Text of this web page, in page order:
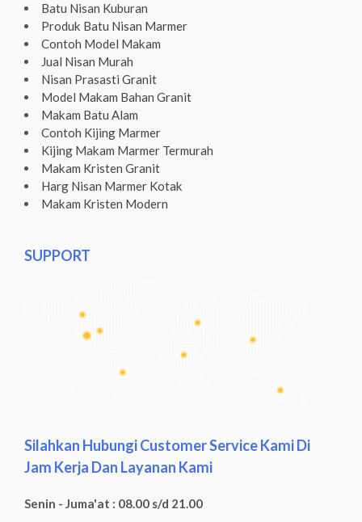
Batu Nisan Kuburan
Produk Batu Nisan Marmer
Contoh Model Makam
Jual Nisan Murah
Nisan Prasasti Granit
Model Makam Bahan Granit
Makam Batu Alam
Contoh Kijing Marmer
Kijing Makam Marmer Termurah
Makam Kristen Granit
Harg Nisan Marmer Kotak
Makam Kristen Modern
SUPPORT
Silahkan Hubungi Customer Service Kami Di
Jam Kerja Dan Layanan Kami
Senin - Juma'at : 08.00 s/d 21.00